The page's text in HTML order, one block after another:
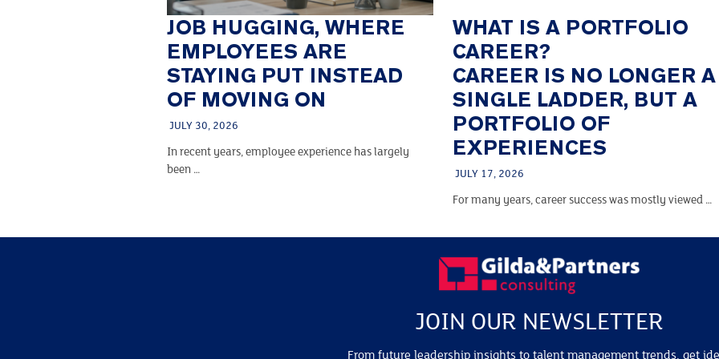
JOB HUGGING, WHERE
EMPLOYEES ARE
STAYING PUT INSTEAD
OF MOVING ON
JULY 30, 2026
In recent years, employee experience has largely
been …
WHAT IS A PORTFOLIO
CAREER?
CAREER IS NO LONGER A
SINGLE LADDER, BUT A
PORTFOLIO OF
EXPERIENCES
JULY 17, 2026
For many years, career success was mostly viewed …
JOIN OUR NEWSLETTER
From future leadership insights to talent management trends, get